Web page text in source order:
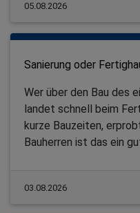
05.08.2026
Sanierung oder
Wer über den Bau des
landet schnell beim
kurze Bauzeiten,
Bauherren ist das ein
03.08.2026